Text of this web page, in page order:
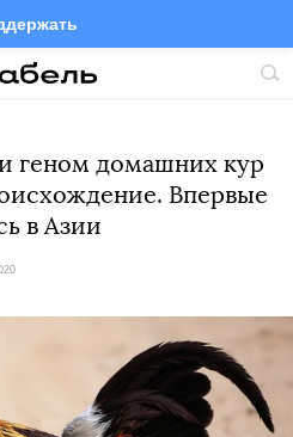
TelegramTwitter
геном домашних кур
Впервые
в Азии